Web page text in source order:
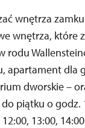
wnętrza
wnętrza, które
rodu
apartament dla
dworskie –
piątku o godz.
13:00,